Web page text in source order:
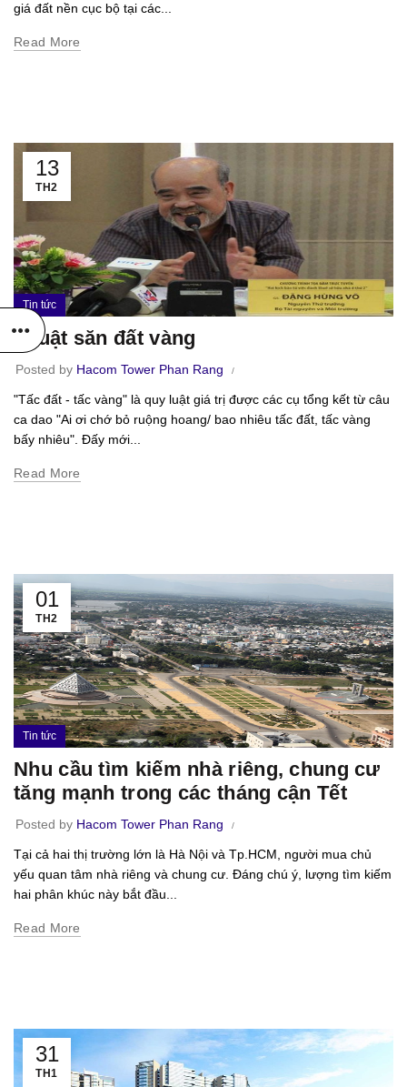
giá đất nền cục bộ tại các...
Read More
13
TH2
Tin tức
Thuật săn đất vàng
Posted by Hacom Tower Phan Rang
"Tấc đất - tấc vàng" là quy luật giá trị được các cụ tổng kết từ câu
ca dao "Ai ơi chớ bỏ ruộng hoang/ bao nhiêu tấc đất, tấc vàng
bấy nhiêu". Đấy mới...
Read More
01
TH2
Tin tức
Nhu cầu tìm kiếm nhà riêng, chung cư
tăng mạnh trong các tháng cận Tết
Posted by Hacom Tower Phan Rang
Tại cả hai thị trường lớn là Hà Nội và Tp.HCM, người mua chủ
yếu quan tâm nhà riêng và chung cư. Đáng chú ý, lượng tìm kiếm
hai phân khúc này bắt đầu...
Read More
31
TH1